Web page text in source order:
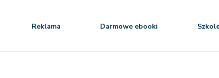
Reklama Darmowe ebooki